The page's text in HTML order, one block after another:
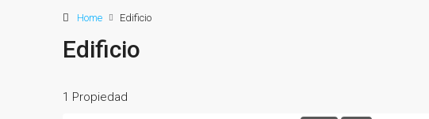
Home Edificio
Edificio
1 Propiedad